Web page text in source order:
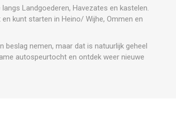
Landgoederen, Havezates en kastelen.
kunt starten in Heino/ Wijhe, Ommen en
beslag nemen, maar dat is natuurlijk geheel
autospeurtocht en ontdek weer nieuwe